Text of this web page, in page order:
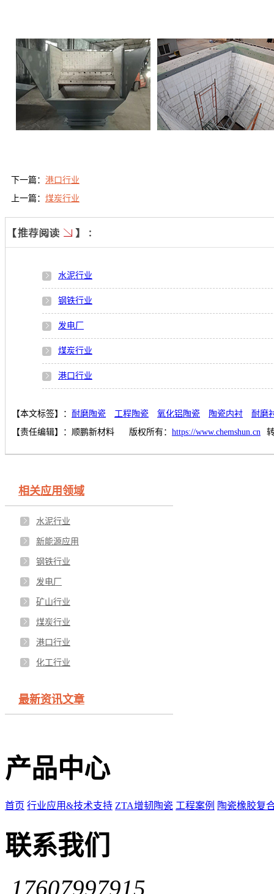
下一篇： 港口行业
上一篇： 煤炭行业
水泥行业
钢铁行业
发电厂
煤炭行业
港口行业
【本文标签】： 耐磨陶瓷 工程陶瓷 氧化铝陶瓷 陶瓷内衬
耐磨
【责任编辑】： 顺鹏新材料 版权所有： https://www.chemshun.cn
相关应用领域
水泥行业
新能源应用
钢铁行业
发电厂
矿山行业
煤炭行业
港口行业
化工行业
最新资讯文章
产品中心
首页 行业应用&技术支持 ZTA增韧陶瓷 工程案例 陶瓷橡胶复
联系我们
17607997915